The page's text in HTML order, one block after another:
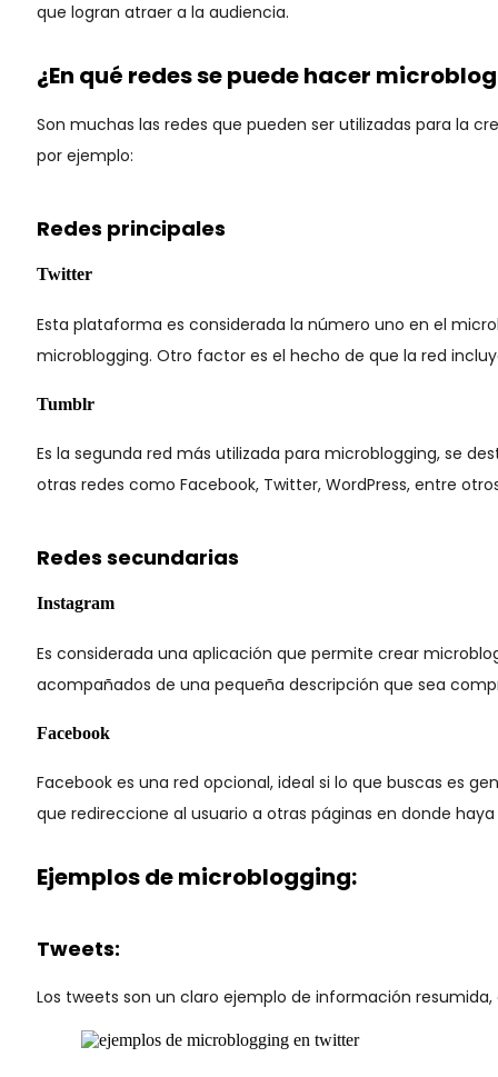
que logran atraer a la audiencia.
¿En qué redes se puede hacer
Son muchas las redes que pueden ser utilizadas para la
por ejemplo:
Redes principales
Twitter
Esta plataforma es considerada la número uno en el
microblogging. Otro factor es el hecho de que la red
Tumblr
Es la segunda red más utilizada para microblogging, se
otras redes como Facebook, Twitter, WordPress, entre
Redes secundarias
Instagram
Es considerada una aplicación que permite crear
acompañados de una pequeña descripción que sea
Facebook
Facebook es una red opcional, ideal si lo que buscas es
que redireccione al usuario a otras páginas en donde
Ejemplos de microblogging:
Tweets:
Los tweets son un claro ejemplo de información